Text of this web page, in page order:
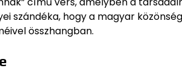
szándéka, hogy a magyar
összhangban.